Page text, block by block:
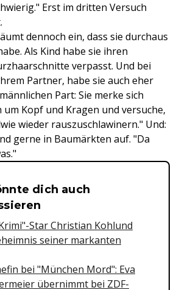
Erst im dritten Versuch
dennoch ein, dass sie durchaus
Als Kind habe sie ihren
verpasst. Und bei
Partner, habe sie auch eher
Part: Sie merke sich
um Kopf und Kragen und versuche,
wieder rauszuschlawinern." Und:
gerne in Baumärkten auf. "Da
Hinweise &
dich auch
Star Christian Kohlund
seiner markanten
bei "München Mord": Eva
übernimmt bei ZDF-